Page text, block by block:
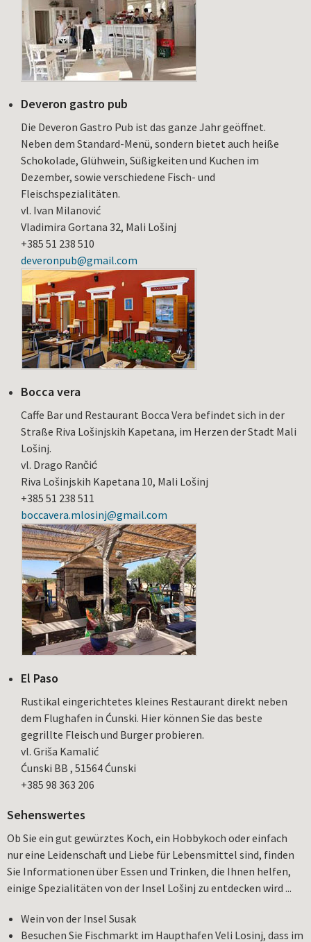
Deveron gastro pub
Die Deveron Gastro Pub ist das ganze Jahr geöffnet.
Neben dem Standard-Menü, sondern bietet auch heiße
Schokolade, Glühwein, Süßigkeiten und Kuchen im
Dezember, sowie verschiedene Fisch- und
Fleischspezialitäten.
vl. Ivan Milanović
Vladimira Gortana 32, Mali Lošinj
+385 51 238 510
deveronpub@gmail.com
Bocca vera
Caffe Bar und Restaurant Bocca Vera befindet sich in der
Straße Riva Lošinjskih Kapetana, im Herzen der Stadt Mali
Lošinj.
vl. Drago Rančić
Riva Lošinjskih Kapetana 10, Mali Lošinj
+385 51 238 511
boccavera.mlosinj@gmail.com
El Paso
Rustikal eingerichtetes kleines Restaurant direkt neben
dem Flughafen in Ćunski. Hier können Sie das beste
gegrillte Fleisch und Burger probieren.
vl. Griša Kamalić
Ćunski BB , 51564 Ćunski
+385 98 363 206
Sehenswertes
Ob Sie ein gut gewürztes Koch, ein Hobbykoch oder einfach
nur eine Leidenschaft und Liebe für Lebensmittel sind, finden
Sie Informationen über Essen und Trinken, die Ihnen helfen,
einige Spezialitäten von der Insel Lošinj zu entdecken wird ...
Wein von der Insel Susak
Besuchen Sie Fischmarkt im Haupthafen Veli Losinj, dass im